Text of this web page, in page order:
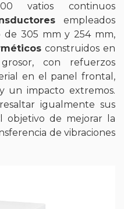
vatios continuos
empleados
de 305 mm y 254 mm,
construidos en
con refuerzos
en el panel frontal,
un impacto extremos.
igualmente sus
objetivo de mejorar la
de vibraciones